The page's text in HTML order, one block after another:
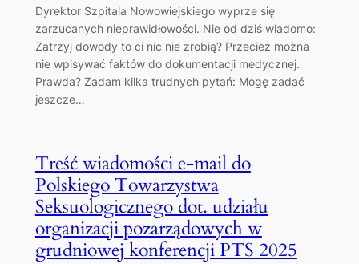
Dyrektor Szpitala Nowowiejskiego wyprze się
zarzucanych nieprawidłowości. Nie od dziś wiadomo:
Zatrzyj dowody to ci nic nie zrobią? Przecież można
nie wpisywać faktów do dokumentacji medycznej.
Prawda? Zadam kilka trudnych pytań: Mogę zadać
jeszcze…
Treść wiadomości e-mail do
Polskiego Towarzystwa
Seksuologicznego dot. udziału
organizacji pozarządowych w
grudniowej konferencji PTS 2025